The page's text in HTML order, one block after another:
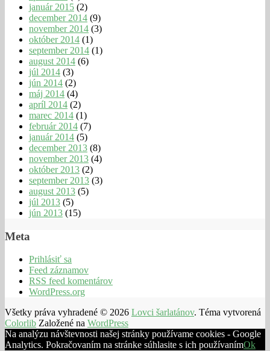
január 2015 (2)
december 2014 (9)
november 2014 (3)
október 2014 (1)
september 2014 (1)
august 2014 (6)
júl 2014 (3)
jún 2014 (2)
máj 2014 (4)
apríl 2014 (2)
marec 2014 (1)
február 2014 (7)
január 2014 (5)
december 2013 (8)
november 2013 (4)
október 2013 (2)
september 2013 (3)
august 2013 (5)
júl 2013 (5)
jún 2013 (15)
Meta
Prihlásiť sa
Feed záznamov
RSS feed komentárov
WordPress.org
Všetky práva vyhradené © 2026 Lovci šarlatánov. Téma vytvorená
Colorlib Založené na WordPress
Na analýzu návštevnosti našej stránky používame cookies - Google
Analytics. Pokračovaním na stránke súhlasite s ich používanímOk